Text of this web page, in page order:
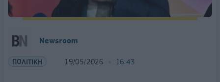
Newsroom
ΠΟΛΙΤΙΚΗ 19/05/2026 16:43